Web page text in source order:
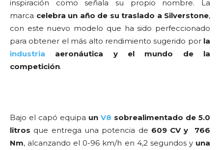
inspiración como señala su propio nombre. La
marca celebra un año de su traslado a Silverstone,
con este nuevo modelo que ha sido perfeccionado
para obtener el más alto rendimiento sugerido por la
industria aeronáutica y el mundo de la
competición.
Bajo el capó equipa un V8 sobrealimentado de 5.0
litros que entrega una potencia de 609 CV y 766
Nm, alcanzando el 0-96 km/h en 4,2 segundos y una